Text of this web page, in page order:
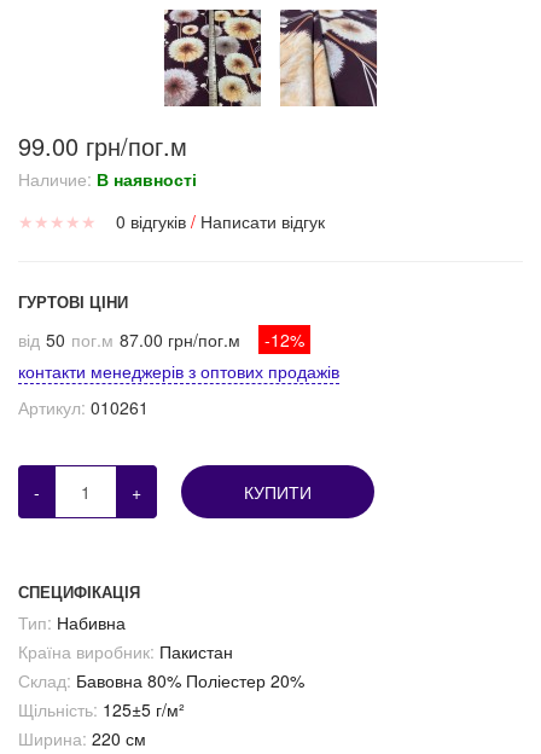
99.00 грн/пог.м
Наличие: В наявності
★ ★ ★ ★ ★ 0 відгуків / Написати відгук
ГУРТОВІ ЦІНИ
від 50 пог.м 87.00 грн/пог.м
-12%
контакти менеджерів з оптових продажів
Артикул: 010261
- + КУПИТИ
СПЕЦИФІКАЦІЯ
Тип: Набивна
Країна виробник: Пакистан
Склад: Бавовна 80% Поліестер 20%
Щільність: 125±5 г/м²
Ширина: 220 см